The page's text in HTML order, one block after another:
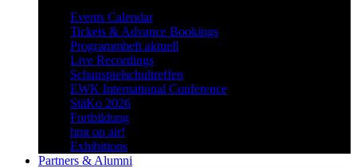
Events Calendar
Tickets & Advance Bookings
Programmheft aktuell
Live Recordings
Schauspielschultreffen
EWK International Conference
StäKo 2026
Fortbildung
hmt on air!
Exhibitions
Partners & Alumni